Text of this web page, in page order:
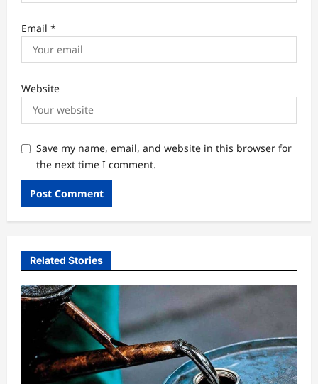
Email *
Website
Save my name, email, and website in this browser for
the next time I comment.
Related Stories